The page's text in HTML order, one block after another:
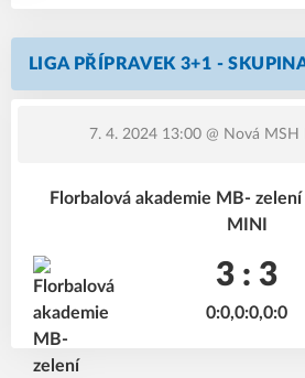
LIGA PŘÍPRAVEK 3+1 -
7. 4. 2024 13:00@ Nová MSH
Florbalová akademie MB- zelení
MINI
3 : 3
0:0,0:0,0:0